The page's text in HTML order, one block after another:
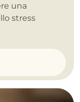
una
stress